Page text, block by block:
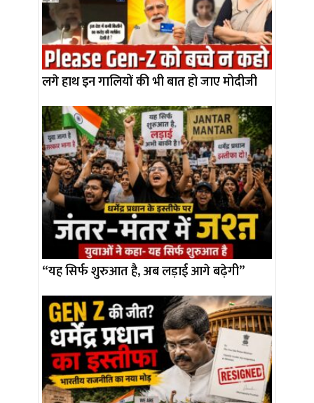
लगे हाथ इन गालियों की भी बात हो जाए मोदीजी
“यह सिर्फ शुरुआत है, अब लड़ाई आगे बढ़ेगी”